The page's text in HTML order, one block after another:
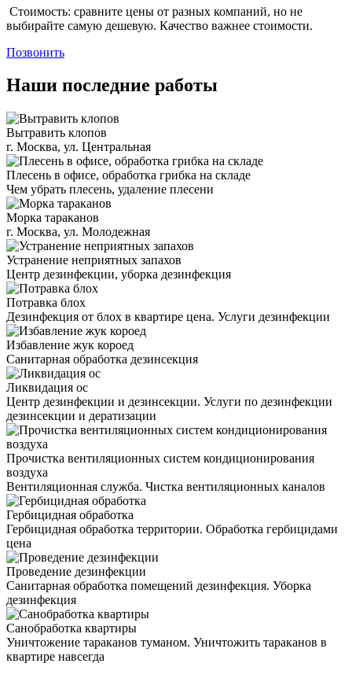
Стоимость: сравните цены от разных компаний, но не
выбирайте самую дешевую. Качество важнее стоимости.
Позвонить
Наши последние работы
Вытравить клопов
г. Москва, ул. Центральная
Плесень в офисе, обработка грибка на складе
Чем убрать плесень, удаление плесени
Морка тараканов
г. Москва, ул. Молодежная
Устранение неприятных запахов
Центр дезинфекции, уборка дезинфекция
Потравка блох
Дезинфекция от блох в квартире цена. Услуги дезинфекции
Избавление жук короед
Санитарная обработка дезинсекция
Ликвидация ос
Центр дезинфекции и дезинсекции. Услуги по дезинфекции
дезинсекции и дератизации
Прочистка вентиляционных систем кондиционирования
воздуха
Вентиляционная служба. Чистка вентиляционных каналов
Гербицидная обработка
Гербицидная обработка территории. Обработка гербицидами
цена
Проведение дезинфекции
Санитарная обработка помещений дезинфекция. Уборка
дезинфекция
Санобработка квартиры
Уничтожение тараканов туманом. Уничтожить тараканов в
квартире навсегда